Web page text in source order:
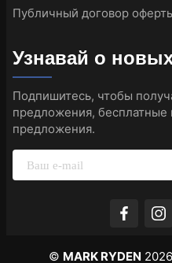
Публичный договор
Узнавай о
Подпишитесь, чтобы
предложения, бесплатные
предложения.
© MARK RYDEN